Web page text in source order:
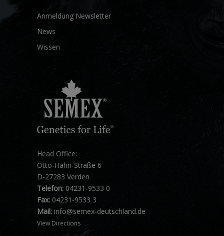
Anmeldung Newsletter
News
Wissen
Head Office:
Otto-Hahn-Straße 6
D-27283 Verden
Telefon: 04231-9533 0
Fax: 04231-9533 3
Mail: info@semex-deutschland.de
View Directions